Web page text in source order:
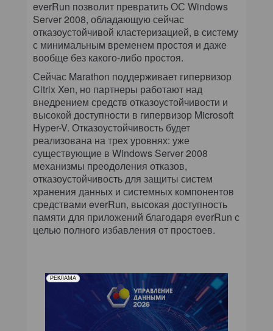
everRun позволит превратить ОС Windows
Server 2008, обладающую сейчас
отказоустойчивой кластеризацией, в систему
с минимальным временем простоя и даже
вообще без какого-либо простоя.
Сейчас Marathon поддерживает гипервизор
Citrix Xen, но партнеры работают над
внедрением средств отказоустойчивости и
высокой доступности в гипервизор Microsoft
Hyper-V. Отказоустойчивость будет
реализована на трех уровнях: уже
существующие в Windows Server 2008
механизмы преодоления отказов,
отказоустойчивость для защиты систем
хранения данных и системных компонентов
средствами everRun, высокая доступность
памяти для приложений благодаря everRun с
целью полного избавления от простоев.
РЕКЛАМА